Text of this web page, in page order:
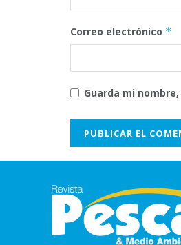
Correo electrónico *
Guarda mi